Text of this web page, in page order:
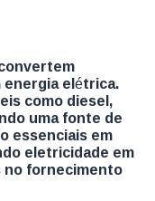
elétrica.
como diesel,
uma fonte de
essenciais em
eletricidade em
fornecimento